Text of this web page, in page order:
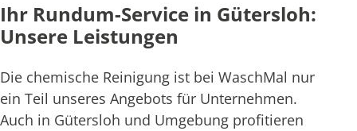
Ihr Rundum-Service in Gütersloh:
Unsere Leistungen
Die chemische Reinigung ist bei WaschMal nur
ein Teil unseres Angebots für Unternehmen.
Auch in Gütersloh und Umgebung profitieren